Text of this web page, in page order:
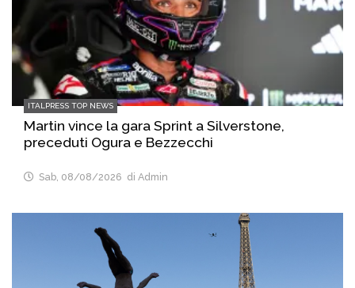
ITALPRESS TOP NEWS
Martin vince la gara Sprint a Silverstone,
preceduti Ogura e Bezzecchi
Sab, 08/08/2026 di Admin